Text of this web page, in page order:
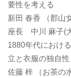
要性を考える
新田 春香 （郡山
座長 中川 麻子(
1880年代におけ
立と衣服の独自性
佐藤 梓 （お茶の